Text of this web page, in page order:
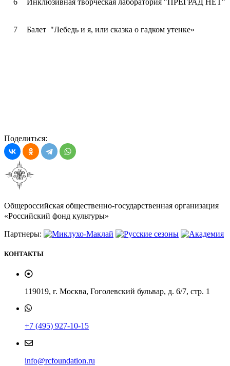
7 Балет "Лебедь и я, или сказка о гадком утенке»
Поделиться:
Общероссийская общественно-государственная организация
«Российский фонд культуры»
Партнеры:
КОНТАКТЫ
119019, г. Москва, Гоголевский бульвар, д. 6/7, стр. 1
+7 (495) 927-10-15
info@rcfoundation.ru